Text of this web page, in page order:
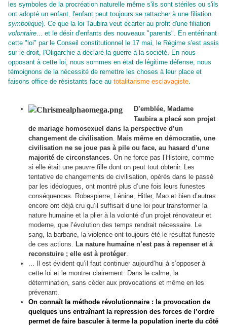
les symboles de la procréation naturelle même s'ils sont stériles ou s'ils
ont adopté un enfant, l'enfant peut toujours se rattacher à une filiation
symbolique). Ce que la loi Taubira veut écarter au profit d'une filiation
volontaire... et le désir d'enfants des nouveaux "parents". En entérinant
cette "loi" par le Conseil constitutionnel le 17 mai, le Régime s'est assis
sur le droit, l'Oligarchie a déclaré la guerre à la société. En nous
opposant à cette loi, nous sommes en état de légitime défense, nous
témoignons de la nécessité de remettre les choses à leur place et
faisons office de résistants face au totalitarisme esclavagiste.
D’emblée, Madame
Taubira a placé son projet
de mariage homosexuel dans la perspective d’un
changement de civilisation. Mais même en démocratie, une
civilisation ne se joue pas à pile ou face, au hasard d’une
majorité de circonstances. On ne force pas l’Histoire, comme
si elle était une pauvre fille dont on peut tout obtenir. Les
tentative de changements de civilisation, opérés dans le passé
par les idéologues, ont montré plus d’une fois leurs funestes
conséquences. Robespierre, Lénine, Hitler, Mao et bien d’autres
encore ont déjà cru qu’il suffisait d’une loi pour transformer la
nature humaine et la plier à la volonté d’un projet rénovateur et
moderne, que l’évolution des temps rendrait nécessaire. Le
sang, la barbarie, la violence ont toujours été le résultat funeste
de ces actions. La nature humaine n’est pas à repenser et à
reconstuire ; elle est à protéger.
... Il est évident qu’il faut continuer aujourd’hui à s’opposer à
cette loi et le montrer clairement. Dans le calme, la
détermination, sans céder aux provocations et même en les
prévenant.
On connaît la méthode révolutionnaire : la provocation de
quelques uns entraînant la repression des forces de l’ordre
permet de faire basculer à terme la population inerte du côté